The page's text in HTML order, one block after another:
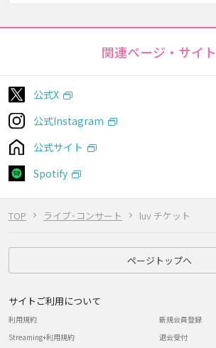
TOP ライブ･コンサート luv チケット
関連ページ・サイト
公式X
公式Instagram
公式サイト
Spotify
ページトップへ
サイトご利用について
利用規約
Streaming+利用規約
新規会員登録
退会受付